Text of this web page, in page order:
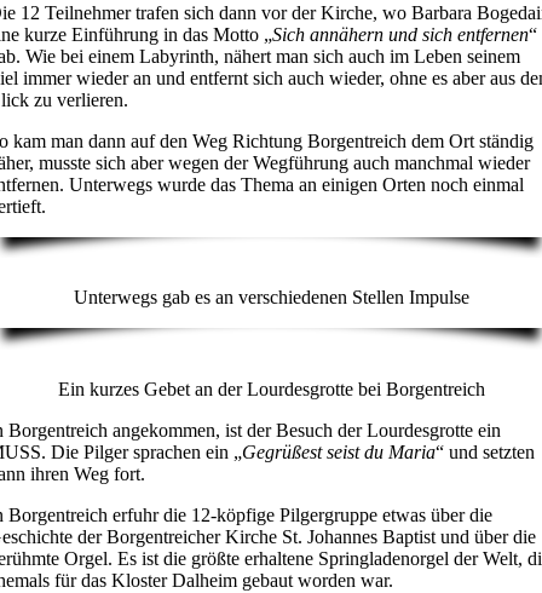
12 Teilnehmer trafen sich dann vor der Kirche, wo Barbara
kurze Einführung in das Motto „Sich annähern und sich entfernen“
Wie bei einem Labyrinth, nähert man sich auch im Leben seinem
immer wieder an und entfernt sich auch wieder, ohne es aber aus
zu verlieren.
kam man dann auf den Weg Richtung Borgentreich dem Ort ständig
musste sich aber wegen der Wegführung auch manchmal wieder
Unterwegs wurde das Thema an einigen Orten noch einmal
Unterwegs gab es an verschiedenen Stellen Impulse
Ein kurzes Gebet an der Lourdesgrotte bei Borgentreich
Borgentreich angekommen, ist der Besuch der Lourdesgrotte ein
Die Pilger sprachen ein „Gegrüßest seist du Maria“ und setzten
ihren Weg fort.
Borgentreich erfuhr die 12-köpfige Pilgergruppe etwas über die
der Borgentreicher Kirche St. Johannes Baptist und über die
Orgel. Es ist die größte erhaltene Springladenorgel der Welt,
für das Kloster Dalheim gebaut worden war.